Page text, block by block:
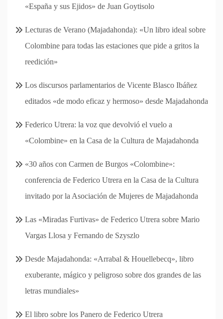
«España y sus Ejidos» de Juan Goytisolo
Lecturas de Verano (Majadahonda): «Un libro ideal sobre
Colombine para todas las estaciones que pide a gritos la
reedición»
Los discursos parlamentarios de Vicente Blasco Ibáñez
editados «de modo eficaz y hermoso» desde Majadahonda
Federico Utrera: la voz que devolvió el vuelo a
«Colombine» en la Casa de la Cultura de Majadahonda
«30 años con Carmen de Burgos «Colombine»:
conferencia de Federico Utrera en la Casa de la Cultura
invitado por la Asociación de Mujeres de Majadahonda
Las «Miradas Furtivas» de Federico Utrera sobre Mario
Vargas Llosa y Fernando de Szyszlo
Desde Majadahonda: «Arrabal & Houellebecq», libro
exuberante, mágico y peligroso sobre dos grandes de las
letras mundiales»
El libro sobre los Panero de Federico Utrera